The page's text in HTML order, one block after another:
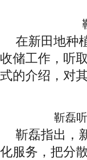
在新田地种
收储工作，听
式的介绍，对
靳磊
靳磊指出，
化服务，把分